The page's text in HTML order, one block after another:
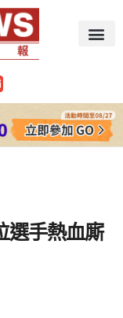
手熱血廝